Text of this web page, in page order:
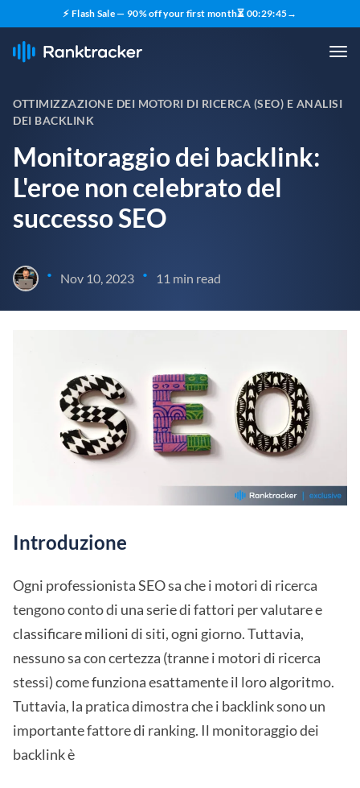
⚡ Flash Sale — 90% off your first month⏳ 00:29:44→
OTTIMIZZAZIONE DEI MOTORI DI RICERCA (SEO) E ANALISI
DEI BACKLINK
Monitoraggio dei backlink:
L'eroe non celebrato del
successo SEO
• Nov 10, 2023 • 11 min read
Introduzione
Ogni professionista SEO sa che i motori di ricerca
tengono conto di una serie di fattori per valutare e
classificare milioni di siti, ogni giorno. Tuttavia,
nessuno sa con certezza (tranne i motori di ricerca
stessi) come funziona esattamente il loro algoritmo.
Tuttavia, la pratica dimostra che i backlink sono un
importante fattore di ranking. Il monitoraggio dei
backlink è